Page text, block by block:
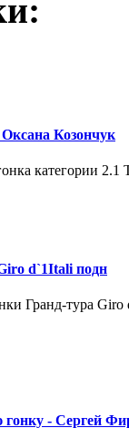
Козончук
категории
d`1Itali подн
Гранд-тура
- Сергей